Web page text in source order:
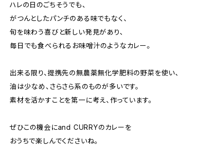
ハレの日のごちそうでも、
がつんとしたパンチのある味でもなく、
旬を味わう喜びと新しい発見があり、
毎日でも食べられるお味噌汁のようなカレー。
出来る限り、提携先の無農薬無化学肥料の野菜を使い、
油は少なめ、さらさら系のものが多いです。
素材を活かすことを第一に考え、作っています。
ぜひこの機会にand CURRYのカレーを
おうちで楽しんでくださいね。